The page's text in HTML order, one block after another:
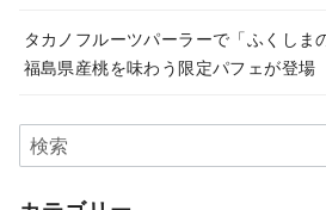
タカノフルーツパーラーで「ふくしま
福島県産桃を味わう限定パフェが登場